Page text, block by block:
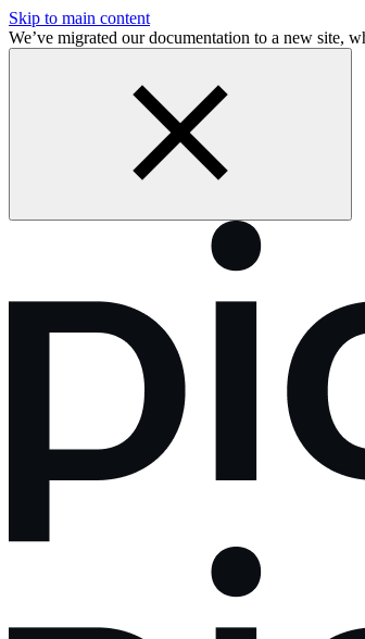
Skip to main content
We’ve migrated our documentation to a new site,